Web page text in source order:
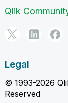
Qlik
Legal
© 1993-2026
Reserved